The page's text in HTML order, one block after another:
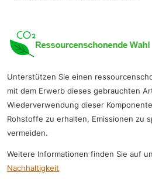
Unterstützen Sie einen
mit dem Erwerb dieses gebrauchten
Wiederverwendung dieser
Rohstoffe zu erhalten, Emissionen zu
vermeiden.
Weitere Informationen finden Sie auf
Nachhaltigkeit